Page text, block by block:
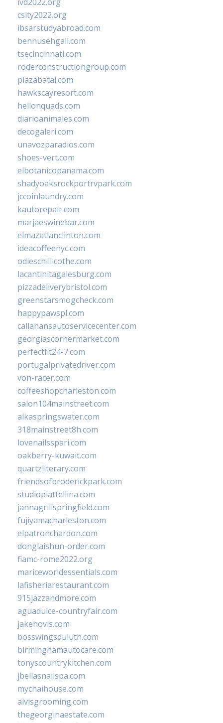
csity2022.org
ibsarstudyabroad.com
bennusehgall.com
tsecincinnati.com
roderconstructiongroup.com
plazabatai.com
hawkscayresort.com
hellonquads.com
diarioanimales.com
decogaleri.com
unavozparadios.com
shoes-vert.com
elbotanicopanama.com
shadyoaksrockportrvpark.com
jccoinlaundry.com
kautorepair.com
marjaeswinebar.com
elmazatlanclinton.com
ideacoffeenyc.com
odieschillicothe.com
lacantinitagalesburg.com
pizzadeliverybristol.com
greenstarsmogcheck.com
happypawspl.com
callahansautoservicecenter.com
georgiascornermarket.com
perfectfit24-7.com
portugalprivatedriver.com
von-racer.com
coffeeshopcharleston.com
salon104mainstreet.com
alkaspringswater.com
318mainstreet8h.com
lovenailsspari.com
oakberry-kuwait.com
quartzliterary.com
friendsofbroderickpark.com
studiopiattellina.com
jannagrillspringfield.com
fujiyamacharleston.com
elpatronchardon.com
donglaishun-order.com
fiamc-rome2022.org
mariceworldessentials.com
lafisheriarestaurant.com
915jazzandmore.com
aguadulce-countryfair.com
jakehovis.com
bosswingsduluth.com
birminghamautocare.com
tonyscountrykitchen.com
jbellasnailspa.com
mychaihouse.com
alvisgrooming.com
thegeorginaestate.com